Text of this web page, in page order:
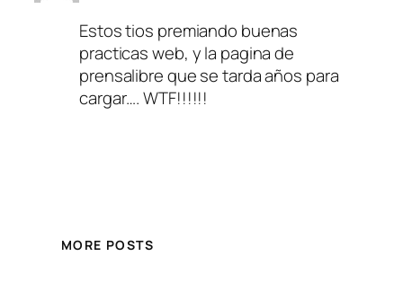
Estos tios premiando buenas
practicas web, y la pagina de
prensalibre que se tarda años para
cargar…. WTF!!!!!!
MORE POSTS